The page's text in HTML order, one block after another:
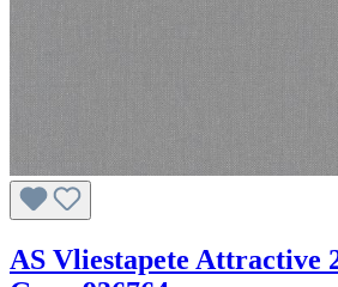
AS Vliestapete Attractive